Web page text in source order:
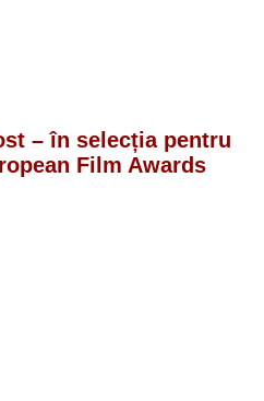
– în selecția pentru
Film Awards